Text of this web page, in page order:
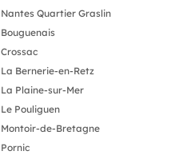
Nantes Quartier Graslin
Bouguenais
Crossac
La Bernerie-en-Retz
La Plaine-sur-Mer
Le Pouliguen
Montoir-de-Bretagne
Pornic